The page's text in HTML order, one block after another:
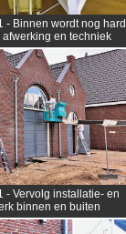
- Binnen wordt nog hard
en techniek
- Vervolg installatie- en
binnen en buiten